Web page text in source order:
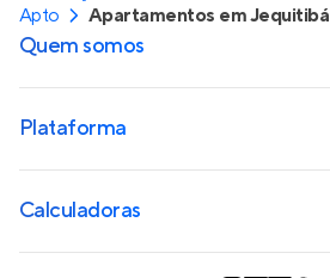
Apto Apartamentos em Jequitibá
Quem somos
Plataforma
Calculadoras